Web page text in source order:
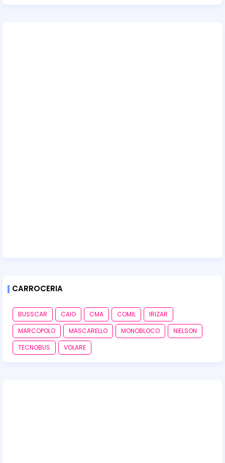
CARROCERIA
BUSSCAR CAIO CMA COMIL
IRIZAR
MARCOPOLO
MASCARELLO MONOBLOCO
NIELSON
TECNOBUS
VOLARE